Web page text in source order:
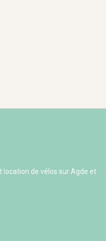
location de vélos sur Agde et